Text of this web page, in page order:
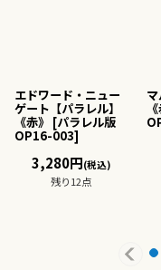
エドワード・ニュー
ゲート【パラレル】
《赤》 [パラレル版
OP16-003]
3,280円(税込)
残り12点